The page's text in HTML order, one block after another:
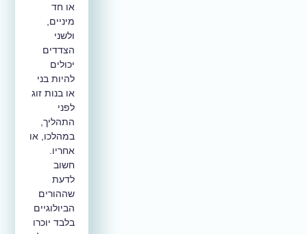
או חד
מיניים,
ולשני
הצדדים
יכולים
להיות בני
או בנות זוג
לפני
התהליך,
במהלכו, או
אחריו.
חשוב
לדעת
שההורים
הביולוגיים
בלבד יוכרו